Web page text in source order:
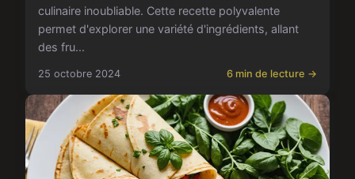
culinaire inoubliable. Cette recette polyvalente
permet d'explorer une variété d'ingrédients, allant
des fru...
25 octobre 2024 6 min de lecture →